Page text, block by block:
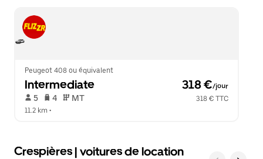
Peugeot 408 ou équivalent
Intermediate 318 €/jour
5 4 MT
318 € TTC
11.2 km •
Crespières | voitures de location